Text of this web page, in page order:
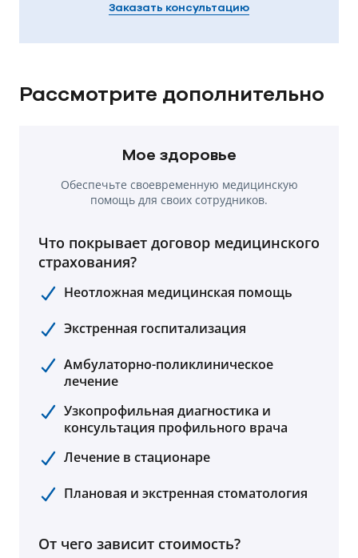
Заказать консультацию
Рассмотрите дополнительно
Мое здоровье
Обеспечьте своевременную медицинскую
помощь для своих сотрудников.
Что покрывает договор медицинского
страхования?
Неотложная медицинская помощь
Экстренная госпитализация
Амбулаторно-поликлиническое
лечение
Узкопрофильная диагностика и
консультация профильного врача
Лечение в стационаре
Плановая и экстренная стоматология
От чего зависит стоимость?